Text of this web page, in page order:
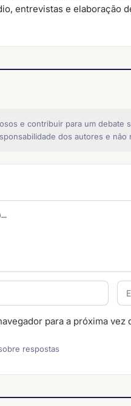
entrevistas e elaboração
e contribuir para um
dos autores e
para a próxima vez
respostas